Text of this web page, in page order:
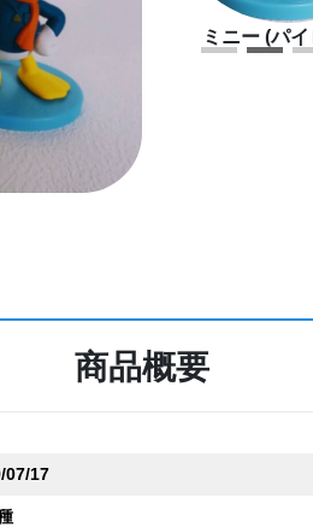
ット) ミニー (パイロ
商品概要
07/17